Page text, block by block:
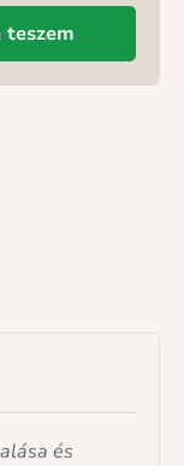
teszem
és